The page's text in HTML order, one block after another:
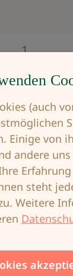
Gib den
54460621
OP-BH
(auch
Einige von
andere
steht
Weitere